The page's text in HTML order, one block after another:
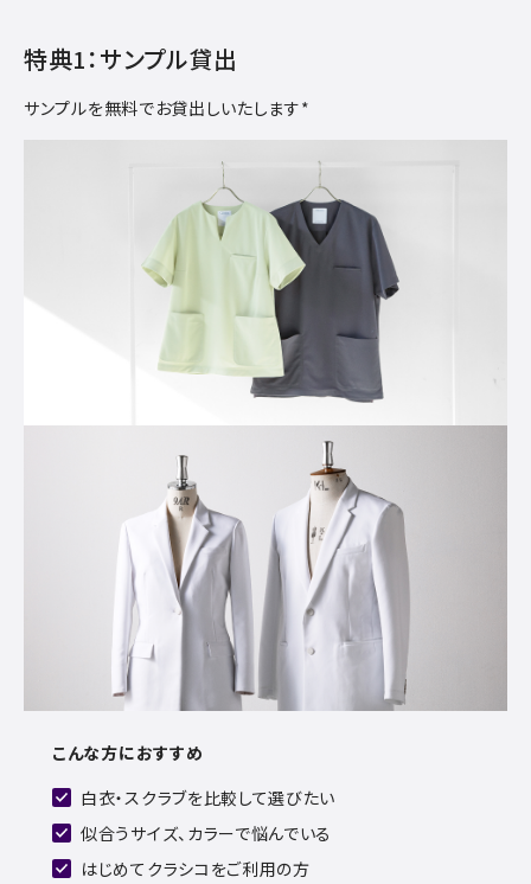
特典1：サンプル貸出
サンプルを無料でお貸出しいたします*
こんな方におすすめ
白衣・スクラブを比較して選びたい
似合うサイズ、カラーで悩んでいる
はじめてクラシコをご利用の方